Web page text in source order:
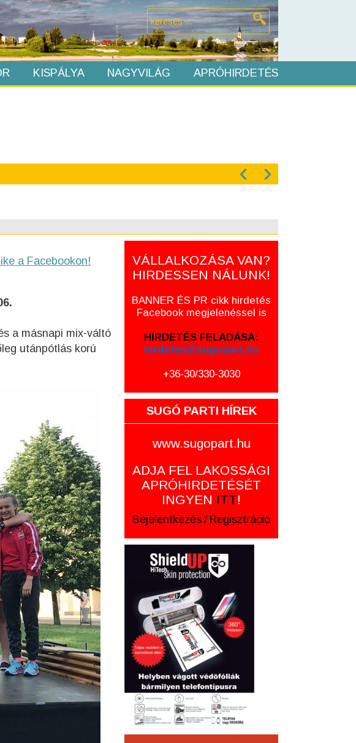
KISPÁLYA NAGYVILÁG APRÓHIRDETÉS
‹ ›
a Facebookon!
a másnapi mix-váltó
utánpótlás korú
VÁLLALKOZÁSA VAN?
HIRDESSEN NÁLUNK!
BANNER ÉS PR cikk hirdetés
Facebook megjelenéssel is
HIRDETÉS FELADÁSA:
hirdetes@sugopart.hu
+36-30/330-3030
SUGÓ PARTI HÍREK
www.sugopart.hu
ADJA FEL LAKOSSÁGI
APRÓHIRDETÉSÉT
INGYEN ITT!
Bejelentkezés / Regisztráció